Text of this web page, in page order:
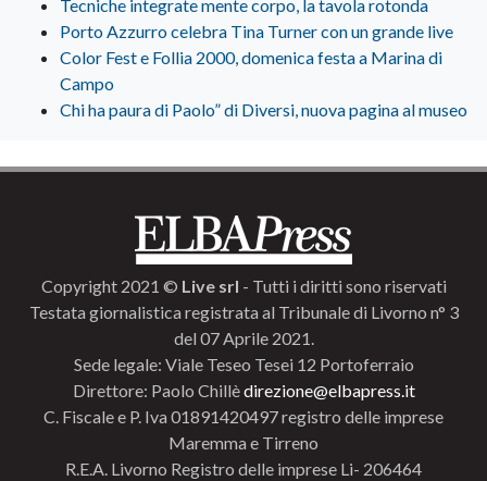
Tecniche integrate mente corpo, la tavola rotonda
Porto Azzurro celebra Tina Turner con un grande live
Color Fest e Follia 2000, domenica festa a Marina di
Campo
Chi ha paura di Paolo” di Diversi, nuova pagina al museo
Copyright 2021 © Live srl - Tutti i diritti sono riservati
Testata giornalistica registrata al Tribunale di Livorno n° 3
del 07 Aprile 2021.
Sede legale: Viale Teseo Tesei 12 Portoferraio
Direttore: Paolo Chillèdirezione@elbapress.it
C. Fiscale e P. Iva 01891420497 registro delle imprese
Maremma e Tirreno
R.E.A. Livorno Registro delle imprese Li- 206464